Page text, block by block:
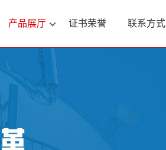
产品展厅 证书荣誉 联系方式